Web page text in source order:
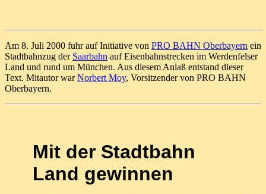
Am 8. Juli 2000 fuhr auf Initiative von PRO BAHN Oberbayern ein
Stadtbahnzug der Saarbahn auf Eisenbahnstrecken im Werdenfelser
Land und rund um München. Aus diesem Anlaß entstand dieser
Text. Mitautor warNorbert Moy, Vorsitzender von PRO BAHN
Oberbayern.
Mit der Stadtbahn
Land gewinnen